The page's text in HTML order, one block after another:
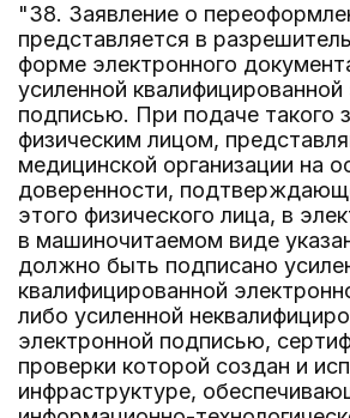
"38. Заявление о
представляется в
форме электронного
усиленной квалифицированной
подписью. При подаче такого
физическим лицом,
медицинской организации на
доверенности,
этого физического лица, в
в машиночитаемом виде
должно быть подписано
квалифицированной
либо усиленной
электронной подписью,
проверки которой создан и
инфраструктуре,